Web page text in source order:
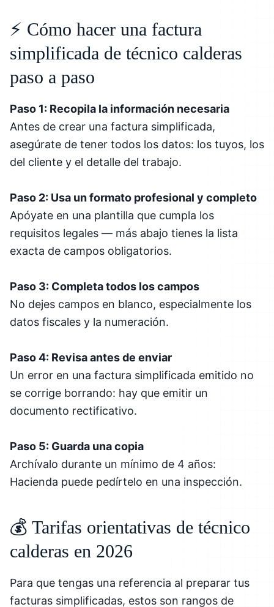
⚡ Cómo hacer una factura
simplificada de técnico calderas
paso a paso
Paso 1: Recopila la información necesaria
Antes de crear una factura simplificada,
asegúrate de tener todos los datos: los tuyos, los
del cliente y el detalle del trabajo.
Paso 2: Usa un formato profesional y completo
Apóyate en una plantilla que cumpla los
requisitos legales — más abajo tienes la lista
exacta de campos obligatorios.
Paso 3: Completa todos los campos
No dejes campos en blanco, especialmente los
datos fiscales y la numeración.
Paso 4: Revisa antes de enviar
Un error en una factura simplificada emitido no
se corrige borrando: hay que emitir un
documento rectificativo.
Paso 5: Guarda una copia
Archívalo durante un mínimo de 4 años:
Hacienda puede pedírtelo en una inspección.
💰 Tarifas orientativas de técnico
calderas en 2026
Para que tengas una referencia al preparar tus
facturas simplificadas, estos son rangos de